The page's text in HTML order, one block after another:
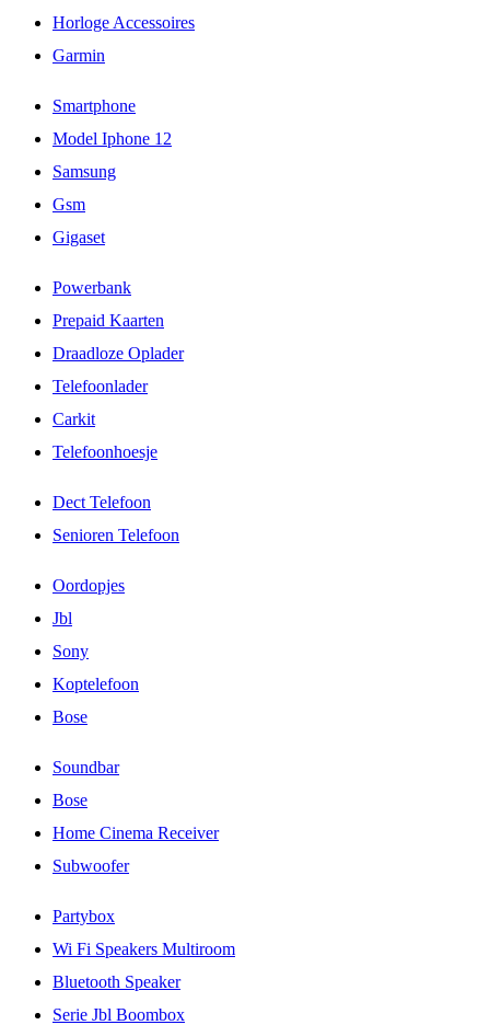
Horloge Accessoires
Garmin
Smartphone
Model Iphone 12
Samsung
Gsm
Gigaset
Powerbank
Prepaid Kaarten
Draadloze Oplader
Telefoonlader
Carkit
Telefoonhoesje
Dect Telefoon
Senioren Telefoon
Oordopjes
Jbl
Sony
Koptelefoon
Bose
Soundbar
Bose
Home Cinema Receiver
Subwoofer
Partybox
Wi Fi Speakers Multiroom
Bluetooth Speaker
Serie Jbl Boombox